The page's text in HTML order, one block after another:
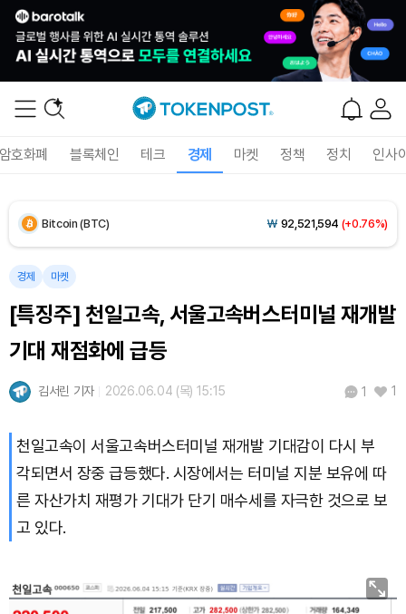
호화폐 블록체인 테크 경제 마켓 정책 정치 인사
Solana (SOL) ₩ 105,258(+1.36%)
Bitcoin (BTC) ₩ 92,521,594 (+0.76%)
경제 마켓
[특징주] 천일고속, 서울고속버스터미널 재개발
기대 재점화에 급등
김서린 기자 2026.06.04 (목) 15:15 1 1
천일고속이 서울고속버스터미널 재개발 기대감이 다시 부
각되면서 장중 급등했다. 시장에서는 터미널 지분 보유에 따
른 자산가치 재평가 기대가 단기 매수세를 자극한 것으로 보
고 있다.